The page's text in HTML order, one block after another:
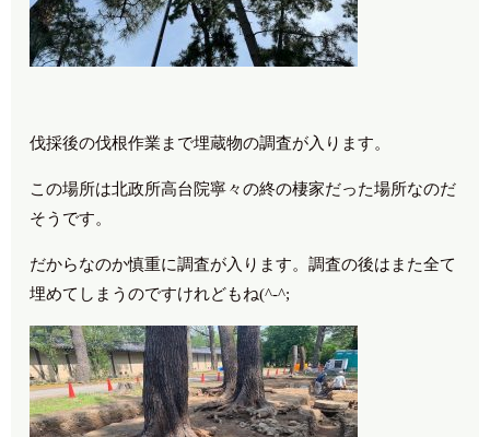
伐採後の伐根作業まで埋蔵物の調査が入ります。
この場所は北政所高台院寧々の終の棲家だった場所なのだ
そうです。
だからなのか慎重に調査が入ります。調査の後はまた全て
埋めてしまうのですけれどもね(^-^;